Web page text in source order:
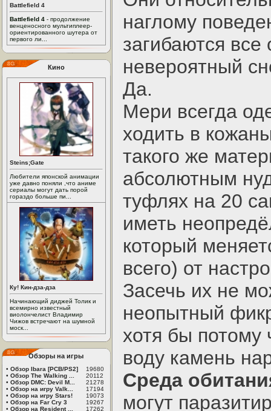
Battlefield 4
Battlefield 4 - продолжение
венценосного мультиплеер-
ориентированного шутера от
первого ли...
Кино
Steins;Gate
Любители японской анимации
уже давно поняли ,что аниме
сериалы могут дать порой
гораздо больше пи...
Ку! Кин-дза-дза
Начинающий диджей Толик и
всемирно известный
виолончелист Владимир
Чижов встречают на шумной
моск...
Обзоры на игры
• Обзор Ibara [PCB/PS2]
19680
• Обзор The Walking ...
20112
• Обзор DMC: Devil M...
21278
• Обзор на игру Valk...
17194
• Обзор на игру Stars!
19073
• Обзор на Far Cry 3
19267
• Обзор на Resident ... 17262
наглому
загибаются все
невероятный
Да.
Мери всегда
ходить в
такого же
абсолютным
туфлях на 20
иметь
который
всего) от
Засечь их не
неопытный
хотя бы
воду камень
Среда
могут